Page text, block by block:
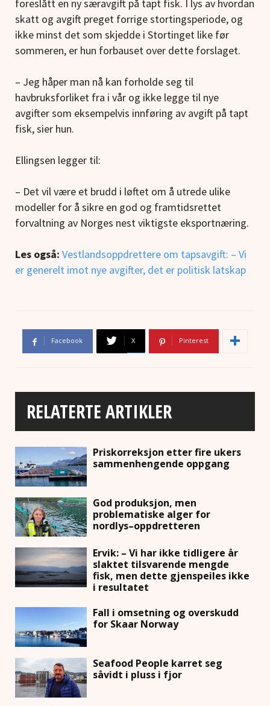
foreslått en ny særavgift på tapt fisk. I lys av hvordan
skatt og avgift preget forrige stortingsperiode, og
ikke minst det som skjedde i Stortinget like før
sommeren, er hun forbauset over dette forslaget.
– Jeg håper man nå kan forholde seg til
havbruksforliket fra i vår og ikke legge til nye
avgifter som eksempelvis innføring av avgift på tapt
fisk, sier hun.
Ellingsen legger til:
– Det vil være et brudd i løftet om å utrede ulike
modeller for å sikre en god og framtidsrettet
forvaltning av Norges nest viktigste eksportnæring.
Les også: Vestlandsoppdrettere om tapsavgift: – Vi
er generelt imot nye avgifter, det er politisk latskap
Facebook X Pinterest
RELATERTE ARTIKLER
Priskorreksjon etter fire ukers
sammenhengende oppgang
God produksjon, men
problematiske alger for
nordlys–oppdretteren
Ervik: – Vi har ikke tidligere år
slaktet tilsvarende mengde
fisk, men dette gjenspeiles ikke
i resultatet
Fall i omsetning og overskudd
for Skaar Norway
Seafood People karret seg
såvidt i pluss i fjor